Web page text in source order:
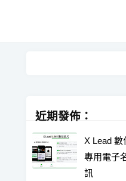
近期發佈：
X Lead 數
專用電子
訊